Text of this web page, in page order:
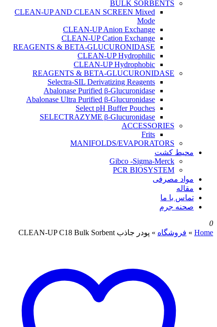
BULK SORBENTS
CLEAN-UP AND CLEAN SCREEN Mixed
Mode
CLEAN-UP Anion Exchange
CLEAN-UP Cation Exchange
REAGENTS & BETA-GLUCURONIDASE
CLEAN-UP Hydrophilic
CLEAN-UP Hydrophobic
REAGENTS & BETA-GLUCURONIDASE
Selectra-SIL Derivatizing Reagents
Abalonase Purified β-Glucuronidase
Abalonase Ultra Purified β-Glucuronidase
Select pH Buffer Pouches
SELECTRAZYME β-Glucuronidase
ACCESSORIES
Frits
MANIFOLDS/EVAPORATORS
محیط کشت
Gibco -Sigma-Merck
PCR BIOSYSTEM
مواد مصرفی
مقاله
تماس با ما
صحنه جرم
0
Home
» فروشگاه » پودر جاذب CLEAN-UP C18 Bulk Sorbent